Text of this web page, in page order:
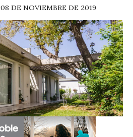
08 DE NOVIEMBRE DE 2019